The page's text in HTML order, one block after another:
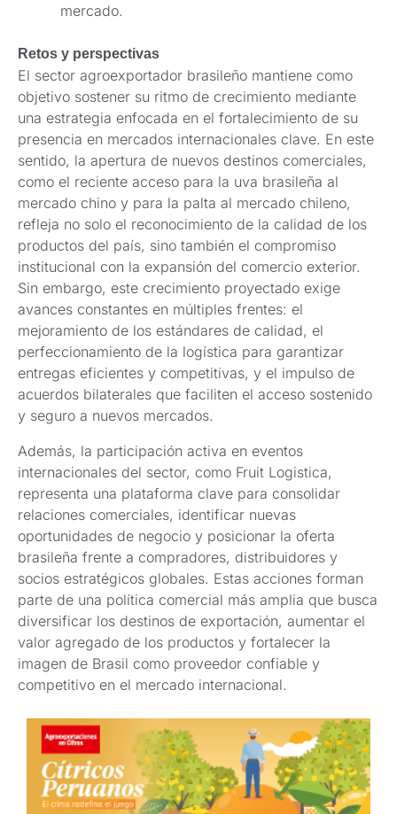
mercado.
Retos y perspectivas
El sector agroexportador brasileño mantiene como
objetivo sostener su ritmo de crecimiento mediante
una estrategia enfocada en el fortalecimiento de su
presencia en mercados internacionales clave. En este
sentido, la apertura de nuevos destinos comerciales,
como el reciente acceso para la uva brasileña al
mercado chino y para la palta al mercado chileno,
refleja no solo el reconocimiento de la calidad de los
productos del país, sino también el compromiso
institucional con la expansión del comercio exterior.
Sin embargo, este crecimiento proyectado exige
avances constantes en múltiples frentes: el
mejoramiento de los estándares de calidad, el
perfeccionamiento de la logística para garantizar
entregas eficientes y competitivas, y el impulso de
acuerdos bilaterales que faciliten el acceso sostenido
y seguro a nuevos mercados.
Además, la participación activa en eventos
internacionales del sector, como Fruit Logistica,
representa una plataforma clave para consolidar
relaciones comerciales, identificar nuevas
oportunidades de negocio y posicionar la oferta
brasileña frente a compradores, distribuidores y
socios estratégicos globales. Estas acciones forman
parte de una política comercial más amplia que busca
diversificar los destinos de exportación, aumentar el
valor agregado de los productos y fortalecer la
imagen de Brasil como proveedor confiable y
competitivo en el mercado internacional.